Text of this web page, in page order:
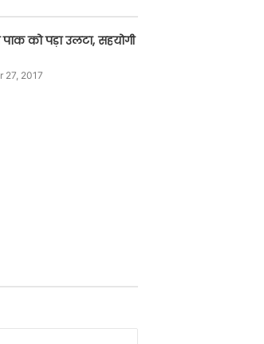
पाक को पड़ा उलटा, सहयोगी
27, 2017